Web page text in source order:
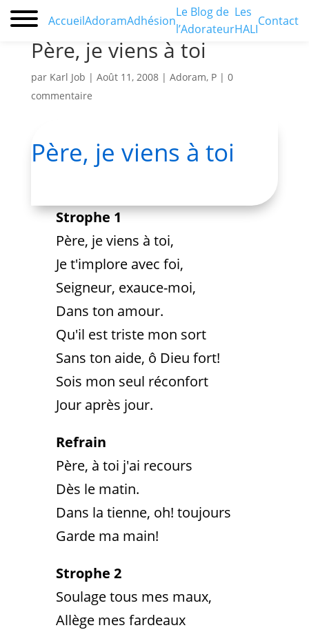
AccueilAdoramAdhésion
Le Blog de
l’Adorateur
Les
HALI
Contact
Père, je viens à toi
par Karl Job | Août 11, 2008| Adoram, P| 0
commentaire
Père, je viens à toi
Strophe 1
Père, je viens à toi,
Je t'implore avec foi,
Seigneur, exauce-moi,
Dans ton amour.
Qu'il est triste mon sort
Sans ton aide, ô Dieu fort!
Sois mon seul réconfort
Jour après jour.
Refrain
Père, à toi j'ai recours
Dès le matin.
Dans la tienne, oh! toujours
Garde ma main!
Strophe 2
Soulage tous mes maux,
Allège mes fardeaux